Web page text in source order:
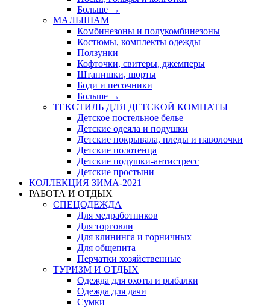
Больше →
МАЛЫШАМ
Комбинезоны и полукомбинезоны
Костюмы, комплекты одежды
Ползунки
Кофточки, свитеры, джемперы
Штанишки, шорты
Боди и песочники
Больше →
ТЕКСТИЛЬ ДЛЯ ДЕТСКОЙ КОМНАТЫ
Детское постельное белье
Детские одеяла и подушки
Детские покрывала, пледы и наволочки
Детские полотенца
Детские подушки-антистресс
Детские простыни
КОЛЛЕКЦИЯ ЗИМА-2021
РАБОТА И ОТДЫХ
СПЕЦОДЕЖДА
Для медработников
Для торговли
Для клининга и горничных
Для общепита
Перчатки хозяйственные
ТУРИЗМ И ОТДЫХ
Одежда для охоты и рыбалки
Одежда для дачи
Сумки